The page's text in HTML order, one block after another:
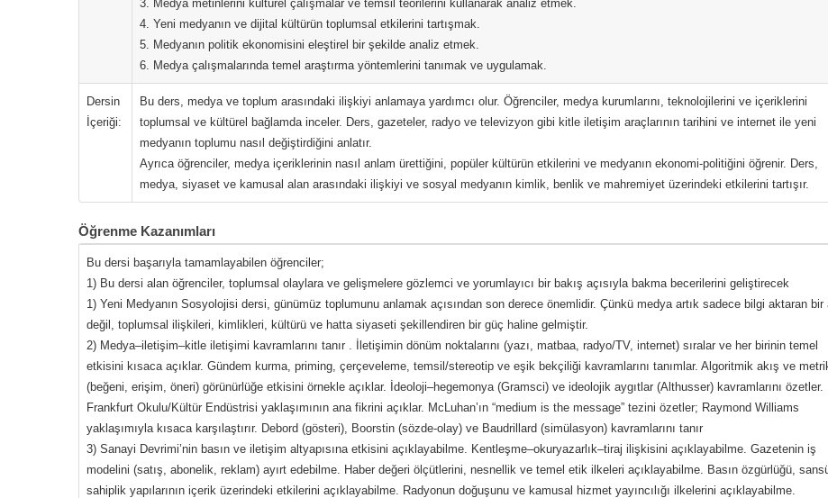
3. Medya metinlerini kültürel çalışmalar ve temsil teorilerini kullanarak analiz etmek.
4. Yeni medyanın ve dijital kültürün toplumsal etkilerini tartışmak.
5. Medyanın politik ekonomisini eleştirel bir şekilde analiz etmek.
6. Medya çalışmalarında temel araştırma yöntemlerini tanımak ve uygulamak.
Dersin
İçeriği:
Bu ders, medya ve toplum arasındaki ilişkiyi anlamaya yardımcı olur. Öğrenciler, medya kurumlarını, teknolojilerini ve içeriklerini
toplumsal ve kültürel bağlamda inceler. Ders, gazeteler, radyo ve televizyon gibi kitle iletişim araçlarının tarihini ve internet ile yeni
medyanın toplumu nasıl değiştirdiğini anlatır.
Ayrıca öğrenciler, medya içeriklerinin nasıl anlam ürettiğini, popüler kültürün etkilerini ve medyanın ekonomi-politiğini öğrenir. Ders,
medya, siyaset ve kamusal alan arasındaki ilişkiyi ve sosyal medyanın kimlik, benlik ve mahremiyet üzerindeki etkilerini tartışır.
Öğrenme Kazanımları
Bu dersi başarıyla tamamlayabilen öğrenciler;
1) Bu dersi alan öğrenciler, toplumsal olaylara ve gelişmelere gözlemci ve yorumlayıcı bir bakış açısıyla bakma becerilerini geliştirecek
1) Yeni Medyanın Sosyolojisi dersi, günümüz toplumunu anlamak açısından son derece önemlidir. Çünkü medya artık sadece bilgi aktaran bir
değil, toplumsal ilişkileri, kimlikleri, kültürü ve hatta siyaseti şekillendiren bir güç haline gelmiştir.
2) Medya–iletişim–kitle iletişimi kavramlarını tanır . İletişimin dönüm noktalarını (yazı, matbaa, radyo/TV, internet) sıralar ve her birinin temel
etkisini kısaca açıklar. Gündem kurma, priming, çerçeveleme, temsil/stereotip ve eşik bekçiliği kavramlarını tanımlar. Algoritmik akış ve
(beğeni, erişim, öneri) görünürlüğe etkisini örnekle açıklar. İdeoloji–hegemonya (Gramsci) ve ideolojik aygıtlar (Althusser) kavramlarını özetler.
Frankfurt Okulu/Kültür Endüstrisi yaklaşımının ana fikrini açıklar. McLuhan’ın “medium is the message” tezini özetler; Raymond Williams
yaklaşımıyla kısaca karşılaştırır. Debord (gösteri), Boorstin (sözde-olay) ve Baudrillard (simülasyon) kavramlarını tanır
3) Sanayi Devrimi’nin basın ve iletişim altyapısına etkisini açıklayabilme. Kentleşme–okuryazarlık–tiraj ilişkisini açıklayabilme. Gazetenin iş
modelini (satış, abonelik, reklam) ayırt edebilme. Haber değeri ölçütlerini, nesnellik ve temel etik ilkeleri açıklayabilme. Basın özgürlüğü,
sahiplik yapılarının içerik üzerindeki etkilerini açıklayabilme. Radyonun doğuşunu ve kamusal hizmet yayıncılığı ilkelerini açıklayabilme.